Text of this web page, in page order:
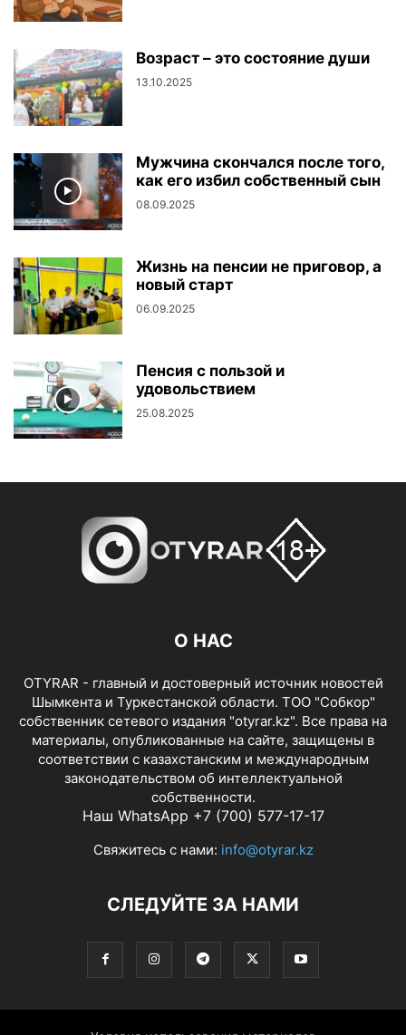
Возраст – это состояние души
13.10.2025
Мужчина скончался после того,
как его избил собственный сын
08.09.2025
Жизнь на пенсии не приговор, а
новый старт
06.09.2025
Пенсия с пользой и
удовольствием
25.08.2025
О НАС
OTYRAR - главный и достоверный источник новостей
Шымкента и Туркестанской области. ТОО "Собкор"
собственник сетевого издания "otyrar.kz". Все права на
материалы, опубликованные на сайте, защищены в
соответствии с казахстанским и международным
законодательством об интеллектуальной
собственности.
Наш WhatsApp +7 (700) 577-17-17
Свяжитесь с нами: info@otyrar.kz
СЛЕДУЙТЕ ЗА НАМИ